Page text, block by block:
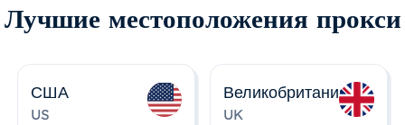
Лучшие местоположения прокси
США
US
Великобритания
UK